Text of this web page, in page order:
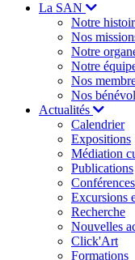
La SAN
Notre
Nos
Notre
Notre
Nos
Nos
Actualités
Calendrier
Expositions
Médiation
Publications
Excursions
Recherche
Nouvelles
Click'Art
Formations